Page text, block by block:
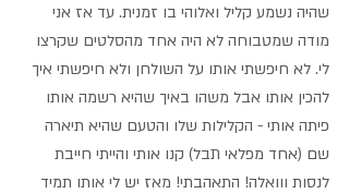
שהיה נשמע קליל ואלוהי בו זמנית. עד אז אני
מודה שמטבוחה לא היה אחד מהסלטים שקרצו
לי. לא חיפשתי אותו על השולחן ולא חיפשתי איך
להכין אותו אבל משהו באיך שהיא רשמה אותו
פיתה אותי - הקלילות שלו והטעם שהיא תיארה
שם (אחד מפלאי תבל) קנו אותי והייתי חייבת
לנסות ווואלה! התאהבתי! מאז יש לי אותו תמיד